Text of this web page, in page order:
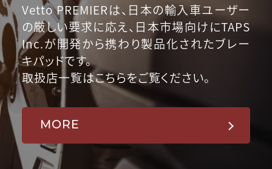
Vetto PREMIERは、日本の輸入車ユーザー
の厳しい要求に応え、日本市場向けにTAPS
Inc.が開発から携わり製品化されたブレー
キパッドです。
取扱店一覧はこちらをご覧ください。
MORE